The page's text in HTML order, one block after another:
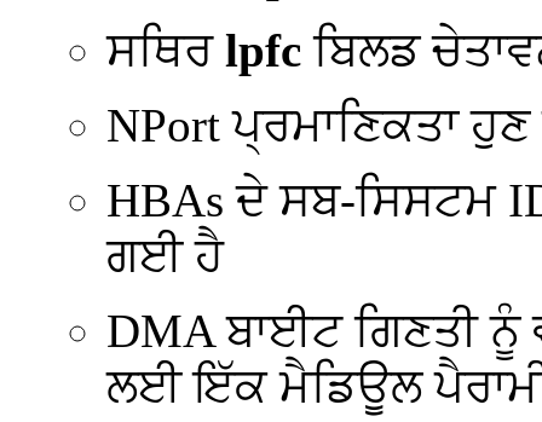
ਸਥਿਰ lpfc ਬਿਲਡ
NPort ਪ੍ਰਮਾਣਿਕਤਾ
HBAs ਦੇ ਸਬ-ਸਿਸਟਮ
ਗਈ ਹੈ
DMA ਬਾਈਟ ਗਿਣਤੀ
ਲਈ ਇੱਕ ਮੈਡਿਊਲ